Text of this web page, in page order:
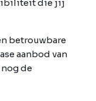
die jij
betrouwbare
aanbod van
de